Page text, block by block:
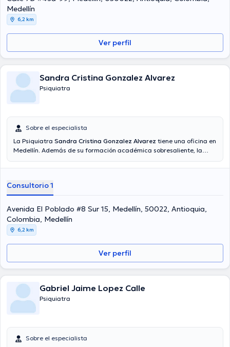
publicado importantes publicaciones. Finalmente, la Dra. puede
hablar Español en su consultorio.
Medellín
6,2 km
Ver perfil
Sandra Cristina Gonzalez Alvarez
Psiquiatra
Sobre el especialista
La Psiquiatra Sandra Cristina Gonzalez Alvarez tiene una oficina en
Medellín. Además de su formación académica sobresaliente, la
doctora cuenta con muchos años de experiencia laboral en su área
miembro de diversas asociaciones médicas. Sandra Cristina
Gonzalez Alvarez ha formado parte en innumerables conferencias
con miras a tener una formación continua en su temática de
especialización y ha difundido diversos artículos. La consulta se
puede llevar a cabo en Español.
Consultorio 1
Avenida El Poblado #8 Sur 15, Medellín, 50022, Antioquia,
Colombia, Medellín
6,2 km
Ver perfil
Gabriel Jaime Lopez Calle
Psiquiatra
Sobre el especialista